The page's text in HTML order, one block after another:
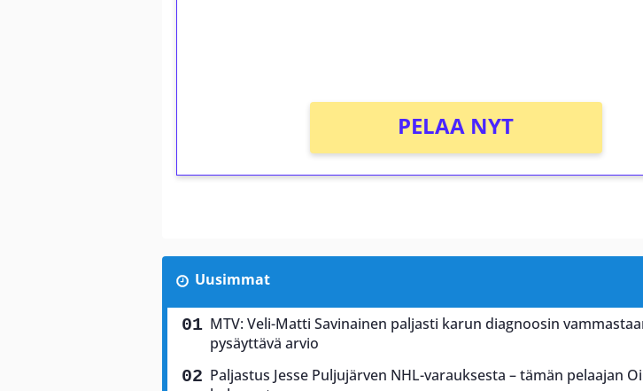
PELAA NYT
Uusimmat
MTV: Veli-Matti Savinainen paljasti karun diagnoosin
pysäyttävä arvio
Paljastus Jesse Puljujärven NHL-varauksesta – tämän pelaajan